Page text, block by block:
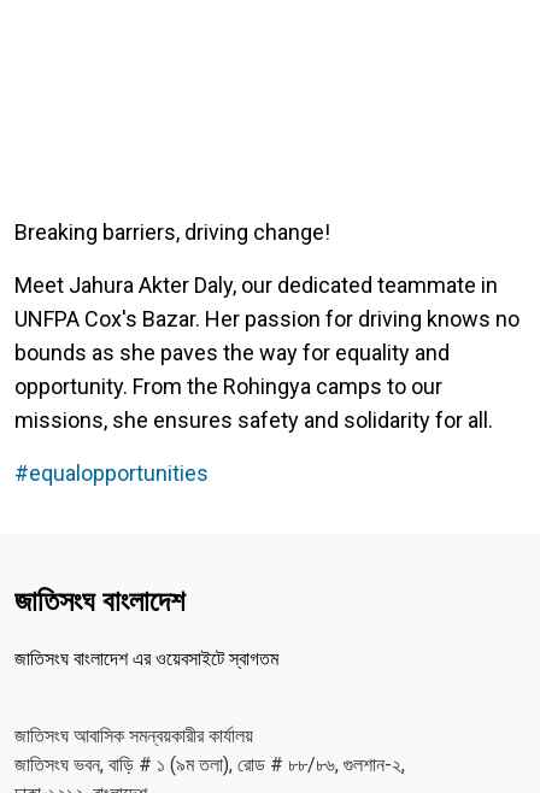
Breaking barriers, driving change!
Meet Jahura Akter Daly, our dedicated teammate in
UNFPA Cox's Bazar. Her passion for driving knows no
bounds as she paves the way for equality and
opportunity. From the Rohingya camps to our
missions, she ensures safety and solidarity for all.
#equalopportunities
জাতিসংঘ বাংলাদেশ
জাতিসংঘ বাংলাদেশ এর ওয়েবসাইটে স্বাগতম
জাতিসংঘ আবাসিক সমন্বয়কারীর কার্যালয়
জাতিসংঘ ভবন, বাড়ি # ১ (৯ম তলা), রোড # ৮৮/৮৬, গুলশান-২,